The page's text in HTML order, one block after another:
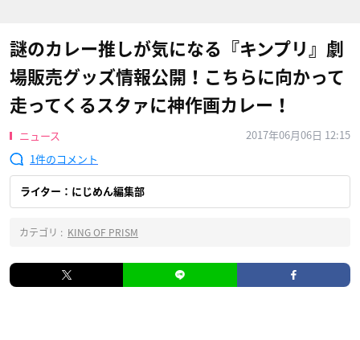
謎のカレー推しが気になる『キンプリ』劇
場販売グッズ情報公開！こちらに向かって
走ってくるスタァに神作画カレー！
ニュース
2017年06月06日 12:15
1
ライター：にじめん編集部
カテゴリ : KING OF PRISM